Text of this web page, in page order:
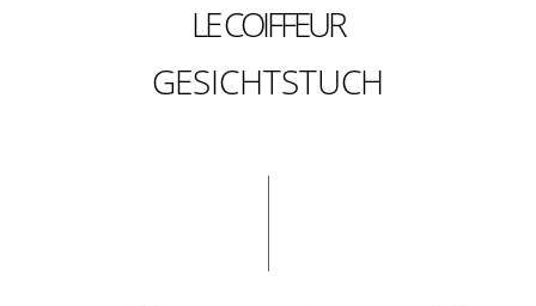
LE COIFFEUR
GESICHTSTUCH